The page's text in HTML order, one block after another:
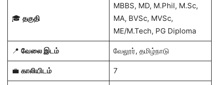
🎓 தகுதி
MBBS, MD, M.Phil, M.Sc,
MA, BVSc, MVSc,
ME/M.Tech, PG Diploma
📍 வேலை இடம் வேலூர், தமிழ்நாடு
💼 காலியிடம் 7